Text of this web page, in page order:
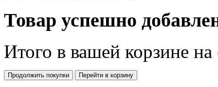
Товар успешно
Итого в вашей корзине
Продолжить покупки Перейти в корзину